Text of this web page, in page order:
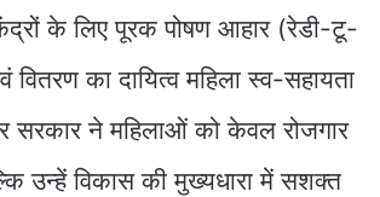
के लिए पूरक पोषण आहार (रेडी-टू-
वितरण का दायित्व महिला स्व-सहायता
सरकार ने महिलाओं को केवल रोजगार
उन्हें विकास की मुख्यधारा में सशक्त